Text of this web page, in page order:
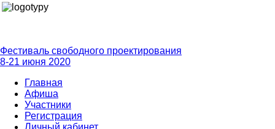
Фестиваль свободного проектирования
8-21 июня 2020
Главная
Афиша
Участники
Регистрация
Личный кабинет